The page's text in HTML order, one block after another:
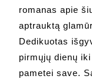
romanas apie
aptrauktą
Dedikuotas
pirmųjų dienų
pametei save.